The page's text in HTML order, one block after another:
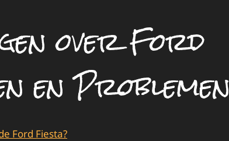
over Ford
en Problemen
Ford Fiesta?